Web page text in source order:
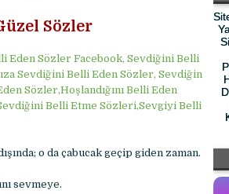
Sözler
Eden Sözler Facebook, Sevdiğini Belli
Sevdiğini Belli Eden Sözler, Sevdiğin
Sözler,Hoşlandığını Belli Eden
Belli Etme Sözleri,Sevgiyi Belli
o da çabucak geçip giden zaman.
sevmeye.